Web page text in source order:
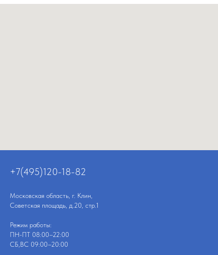
+7(495)120-18-82
Московская область, г. Клин,
Советская площадь, д.20, стр.1
Режим работы:
ПН-ПТ 08:00–22:00
СБ,ВС 09:00–20:00